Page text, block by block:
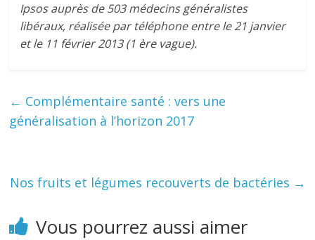
Ipsos auprès de 503 médecins généralistes
libéraux, réalisée par téléphone entre le 21 janvier
et le 11 février 2013 (1 ère vague).
← Complémentaire santé : vers une
généralisation à l’horizon 2017
Nos fruits et légumes recouverts de bactéries →
Vous pourrez aussi aimer